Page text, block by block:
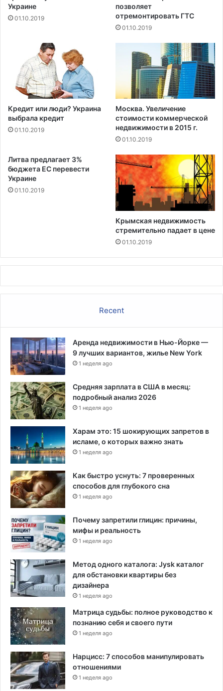
м
е
а
з
ы
ж
и
л
ь
т
к
n
M
a
i
n
D
B
Украине
01.10.2019
позволяет
отремонтировать ГТС
01.10.2019
Кредит или люди? Украина
выбрала кредит
01.10.2019
Москва. Увеличение
стоимости коммерческой
недвижимости в 2015 г.
01.10.2019
Литва предлагает 3%
бюджета ЕС перевести
Украине
01.10.2019
Крымская недвижимость
стремительно падает в цене
01.10.2019
Recent
Аренда недвижимости в Нью-Йорке —
9 лучших вариантов, жилье New York
1 неделя ago
Средняя зарплата в США в месяц:
подробный анализ 2026
1 неделя ago
Харам это: 15 шокирующих запретов в
исламе, о которых важно знать
1 неделя ago
Как быстро уснуть: 7 проверенных
способов для глубокого сна
1 неделя ago
Почему запретили глицин: причины,
мифы и реальность
1 неделя ago
Метод одного каталога: Jysk каталог
для обстановки квартиры без
дизайнера
1 неделя ago
Матрица судьбы: полное руководство к
познанию себя и своего пути
1 неделя ago
Нарцисс: 7 способов манипулировать
отношениями
1 неделя ago